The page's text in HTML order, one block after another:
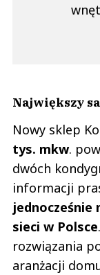
Największy
Nowy sklep
tys. mkw.
dwóch
informacji
jednocześnie
sieci w Polsce
rozwiązania
aranżacji